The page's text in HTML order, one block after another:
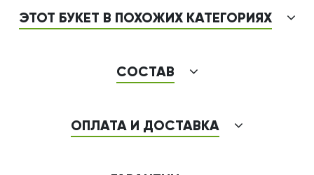
ЭТОТ БУКЕТ В ПОХОЖИХ КАТЕГОРИЯХ
СОСТАВ
ОПЛАТА И ДОСТАВКА